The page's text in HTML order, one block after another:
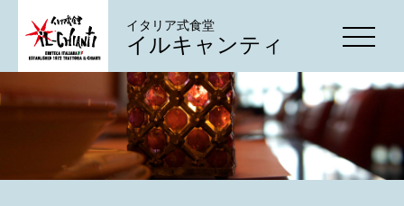
イタリア式食堂
イルキャンティ